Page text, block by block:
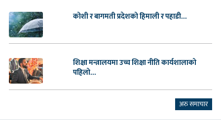
कोशी र बागमती प्रदेशको हिमाली र पहाडी...
शिक्षा मन्त्रालयमा उच्च शिक्षा नीति कार्यशालाको
पहिलो...
अरु समाचार